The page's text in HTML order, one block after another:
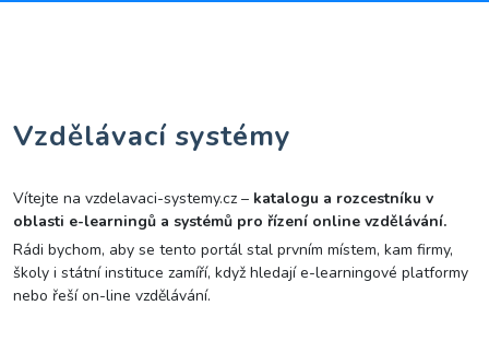
Vzdělávací systémy
Vítejte na vzdelavaci-systemy.cz – katalogu a rozcestníku v
oblasti e-learningů a systémů pro řízení online vzdělávání.
Rádi bychom, aby se tento portál stal prvním místem, kam firmy,
školy i státní instituce zamíří, když hledají e-learningové platformy
nebo řeší on-line vzdělávání.